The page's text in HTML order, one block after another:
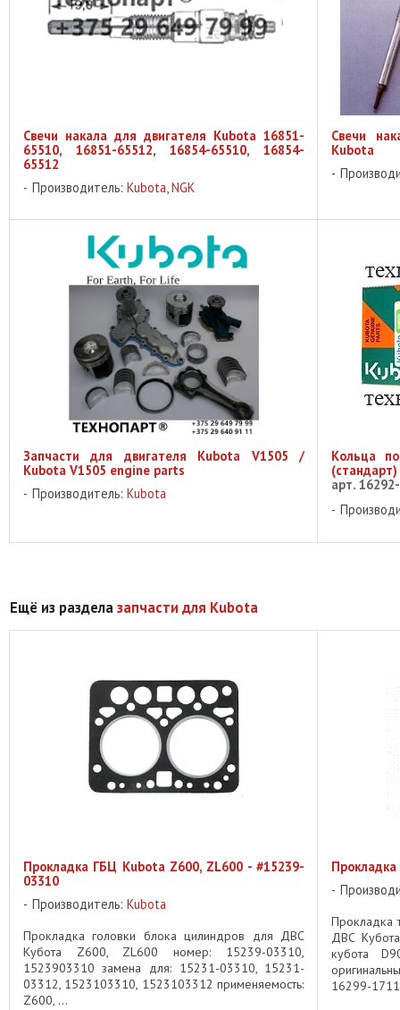
Свечи накала для двигателя Kubota 16851-
65510, 16851-65512, 16854-65510, 16854-
65512
Производитель: Kubota NGK
Свечи
Kubota
Запчасти для двигателя Kubota V1505 /
Kubota V1505 engine parts
Производитель: Kubota
Кольца
арт.
Ещё из разделазапчасти для Kubota
Прокладка ГБЦ Kubota Z600, ZL600 - #15239-
03310
Производитель: Kubota
Прокладка головки блока цилиндров для ДВС
Кубота Z600, ZL600 номер: 15239-03310,
1523903310 замена для: 15231-03310, 15231-
03312, 1523103310, 1523103312 применяемость:
Z600, ...
Прокладка
ДВС
кубота
16299-